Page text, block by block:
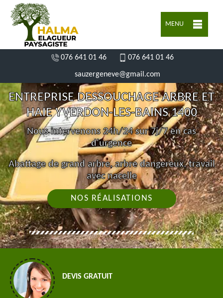
MENU
076 641 01 46 076 641 01 46
sauzergeneve@gmail.com
ENTREPRISE DESSOUCHAGE ARBRE ET
HAIE YVERDON-LES-BAINS 1400
Nous intervenons 24h/24 sur 7j/7 en cas
d'urgence
Abattage de grand arbre, arbre dangereux, travail
avec nacelle
NOS RÉALISATIONS
DEVIS GRATUIT